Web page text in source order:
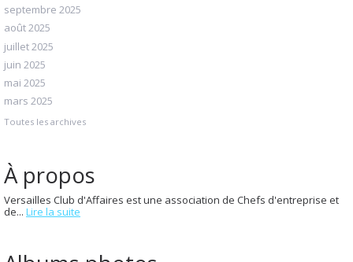
septembre 2025
août 2025
juillet 2025
juin 2025
mai 2025
mars 2025
Toutes les archives
À propos
Versailles Club d'Affaires est une association de Chefs d'entreprise et
de... Lire la suite